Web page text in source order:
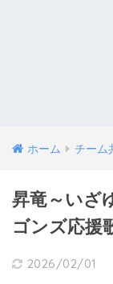
ホーム チーム
昇竜～いざ
ゴンズ応援
2026/02/01